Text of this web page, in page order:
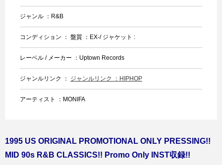
ジャンル ：R&B
コンディション ： 盤質 ：EX-/ ジャケット :
レーベル / メーカー ：Uptown Records
ジャンルリンク ： ジャンルリンク ：HIPHOP
アーティスト ：MONIFA
1995 US ORIGINAL PROMOTIONAL ONLY PRESSING!!
MID 90s R&B CLASSICS!! Promo Only INST収録!!